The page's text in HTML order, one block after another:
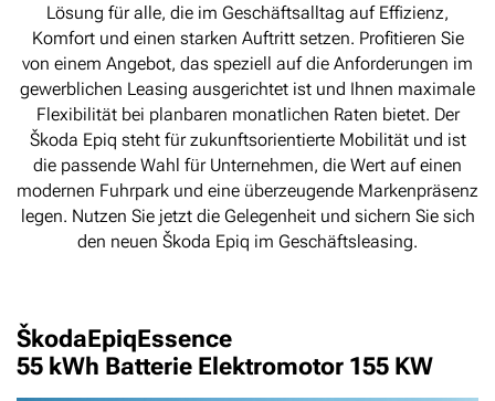
Lösung für alle, die im Geschäftsalltag auf Effizienz,
Komfort und einen starken Auftritt setzen. Profitieren Sie
von einem Angebot, das speziell auf die Anforderungen im
gewerblichen Leasing ausgerichtet ist und Ihnen maximale
Flexibilität bei planbaren monatlichen Raten bietet. Der
Škoda Epiq steht für zukunftsorientierte Mobilität und ist
die passende Wahl für Unternehmen, die Wert auf einen
modernen Fuhrpark und eine überzeugende Markenpräsenz
legen. Nutzen Sie jetzt die Gelegenheit und sichern Sie sich
den neuen Škoda Epiq im Geschäftsleasing.
ŠkodaEpiqEssence
55 kWh Batterie Elektromotor 155 KW